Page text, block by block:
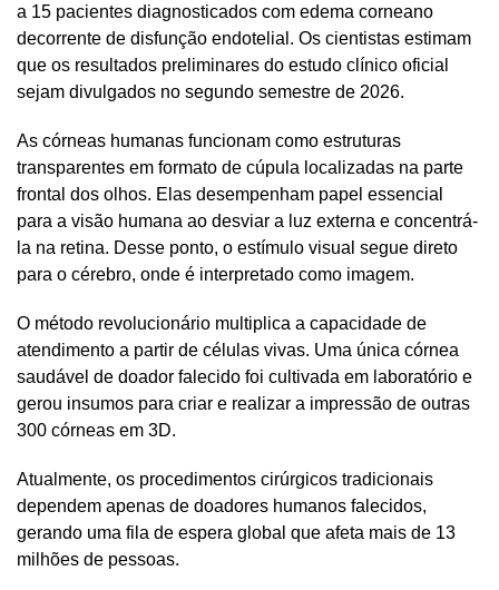
a 15 pacientes diagnosticados com edema corneano
decorrente de disfunção endotelial. Os cientistas estimam
que os resultados preliminares do estudo clínico oficial
sejam divulgados no segundo semestre de 2026.
As córneas humanas funcionam como estruturas
transparentes em formato de cúpula localizadas na parte
frontal dos olhos. Elas desempenham papel essencial
para a visão humana ao desviar a luz externa e concentrá-
la na retina. Desse ponto, o estímulo visual segue direto
para o cérebro, onde é interpretado como imagem.
O método revolucionário multiplica a capacidade de
atendimento a partir de células vivas. Uma única córnea
saudável de doador falecido foi cultivada em laboratório e
gerou insumos para criar e realizar a impressão de outras
300 córneas em 3D.
Atualmente, os procedimentos cirúrgicos tradicionais
dependem apenas de doadores humanos falecidos,
gerando uma fila de espera global que afeta mais de 13
milhões de pessoas.